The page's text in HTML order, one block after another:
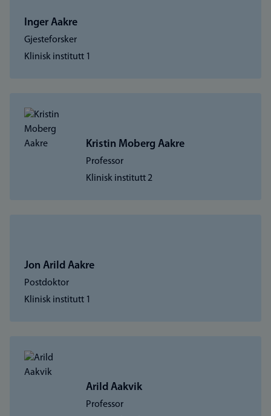
Inger Aakre
Gjesteforsker
Klinisk institutt 1
Kristin Moberg Aakre
Professor
Klinisk institutt 2
Jon Arild Aakre
Postdoktor
Klinisk institutt 1
Arild Aakvik
Professor